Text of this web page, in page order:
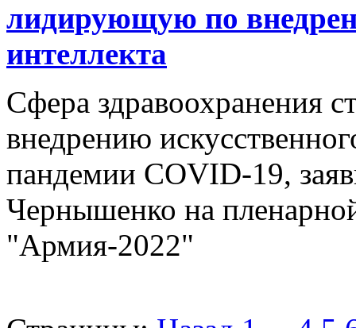
лидирующую по
интеллекта
Сфера здравоохранения
внедрению
пандемии COVID-19,
Чернышенко на
"Армия-2022"